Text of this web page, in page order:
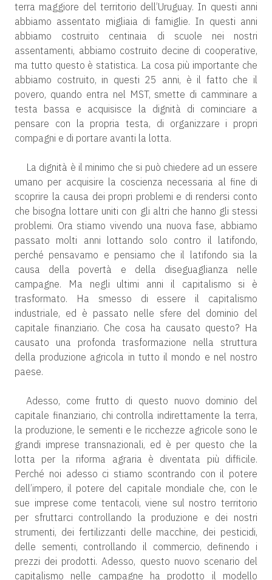
terra maggiore del territorio dell’Uruguay. In questi anni
abbiamo assentato migliaia di famiglie. In questi anni
abbiamo costruito centinaia di scuole nei nostri
assentamenti, abbiamo costruito decine di cooperative,
ma tutto questo è statistica. La cosa più importante che
abbiamo costruito, in questi 25 anni, è il fatto che il
povero, quando entra nel MST, smette di camminare a
testa bassa e acquisisce la dignità di cominciare a
pensare con la propria testa, di organizzare i propri
compagni e di portare avanti la lotta.
La dignità è il minimo che si può chiedere ad un essere
umano per acquisire la coscienza necessaria al fine di
scoprire la causa dei propri problemi e di rendersi conto
che bisogna lottare uniti con gli altri che hanno gli stessi
problemi. Ora stiamo vivendo una nuova fase, abbiamo
passato molti anni lottando solo contro il latifondo,
perché pensavamo e pensiamo che il latifondo sia la
causa della povertà e della diseguaglianza nelle
campagne. Ma negli ultimi anni il capitalismo si è
trasformato. Ha smesso di essere il capitalismo
industriale, ed è passato nelle sfere del dominio del
capitale finanziario. Che cosa ha causato questo? Ha
causato una profonda trasformazione nella struttura
della produzione agricola in tutto il mondo e nel nostro
paese.
Adesso, come frutto di questo nuovo dominio del
capitale finanziario, chi controlla indirettamente la terra,
la produzione, le sementi e le ricchezze agricole sono le
grandi imprese transnazionali, ed è per questo che la
lotta per la riforma agraria è diventata più difficile.
Perché noi adesso ci stiamo scontrando con il potere
dell’impero, il potere del capitale mondiale che, con le
sue imprese come tentacoli, viene sul nostro territorio
per sfruttarci controllando la produzione e dei nostri
strumenti, dei fertilizzanti delle macchine, dei pesticidi,
delle sementi, controllando il commercio, definendo i
prezzi dei prodotti. Adesso, questo nuovo scenario del
capitalismo nelle campagne ha prodotto il modello